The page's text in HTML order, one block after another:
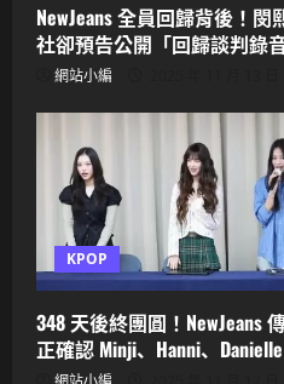
NewJeans 全員回歸背後！
社卻預告公開「回歸談判錄
網站小編
KPOP
348 天後終團圓！NewJeans
正確認 Minji、Hanni、